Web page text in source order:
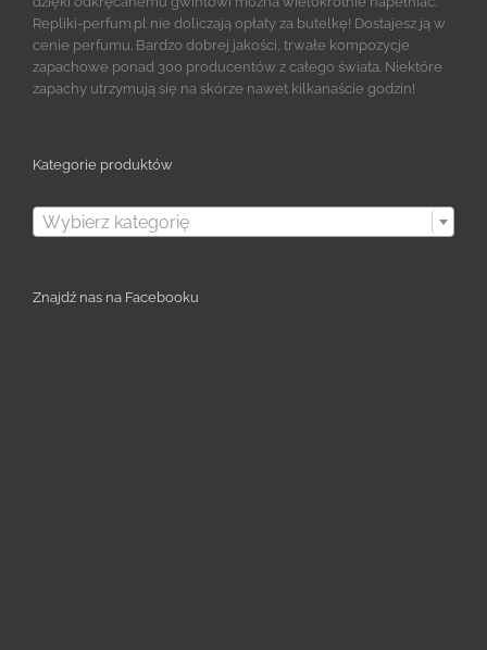
Repliki-perfum.pl nie doliczają opłaty za butelkę! Dostajesz ją w
cenie perfumu. Bardzo dobrej jakości, trwałe kompozycje
zapachowe ponad 300 producentów z całego świata. Niektóre
zapachy utrzymują się na skórze nawet kilkanaście godzin!
Kategorie produktów
Wybierz kategorię
Znajdź nas na Facebooku